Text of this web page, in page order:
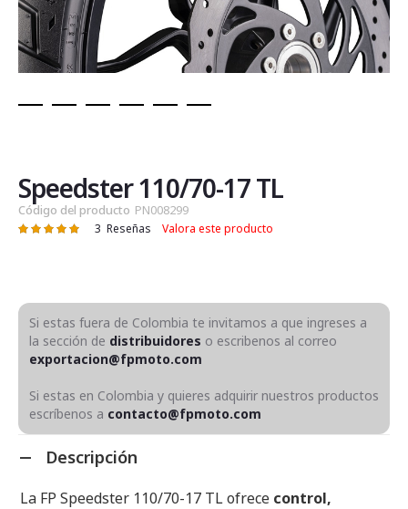
de
la
galería
de
Speedster 110/70-17 TL
Código del producto PN008299
Valoración: 3 Reseñas Valora este producto
Si estas fuera de Colombia te invitamos a que ingreses a
la sección de distribuidores o escribenos al correo
exportacion@fpmoto.com
Si estas en Colombia y quieres adquirir nuestros productos
escríbenos a contacto@fpmoto.com
Descripción
La FP Speedster 110/70-17 TL ofrece control,